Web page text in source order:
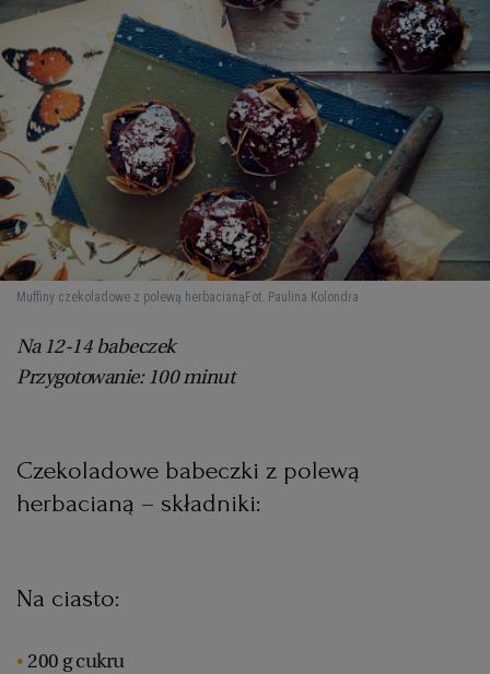
Muffiny czekoladowe z polewą herbacianą Fot. Paulina Kolondra
Na 12-14 babeczek
Przygotowanie: 100 minut
Czekoladowe babeczki z polewą
herbacianą – składniki:
Na ciasto:
200 g cukru